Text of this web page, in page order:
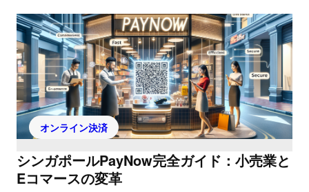
オンライン決済
シンガポールPayNow完全ガイド：小売業と
Eコマースの変革